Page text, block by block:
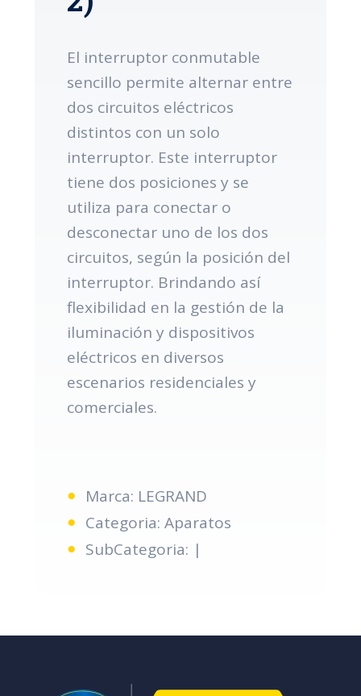
El interruptor conmutable
sencillo permite alternar entre
dos circuitos eléctricos
distintos con un solo
interruptor. Este interruptor
tiene dos posiciones y se
utiliza para conectar o
desconectar uno de los dos
circuitos, según la posición del
interruptor. Brindando así
flexibilidad en la gestión de la
iluminación y dispositivos
eléctricos en diversos
escenarios residenciales y
comerciales.
Marca: LEGRAND
Categoria: Aparatos
SubCategoria: |